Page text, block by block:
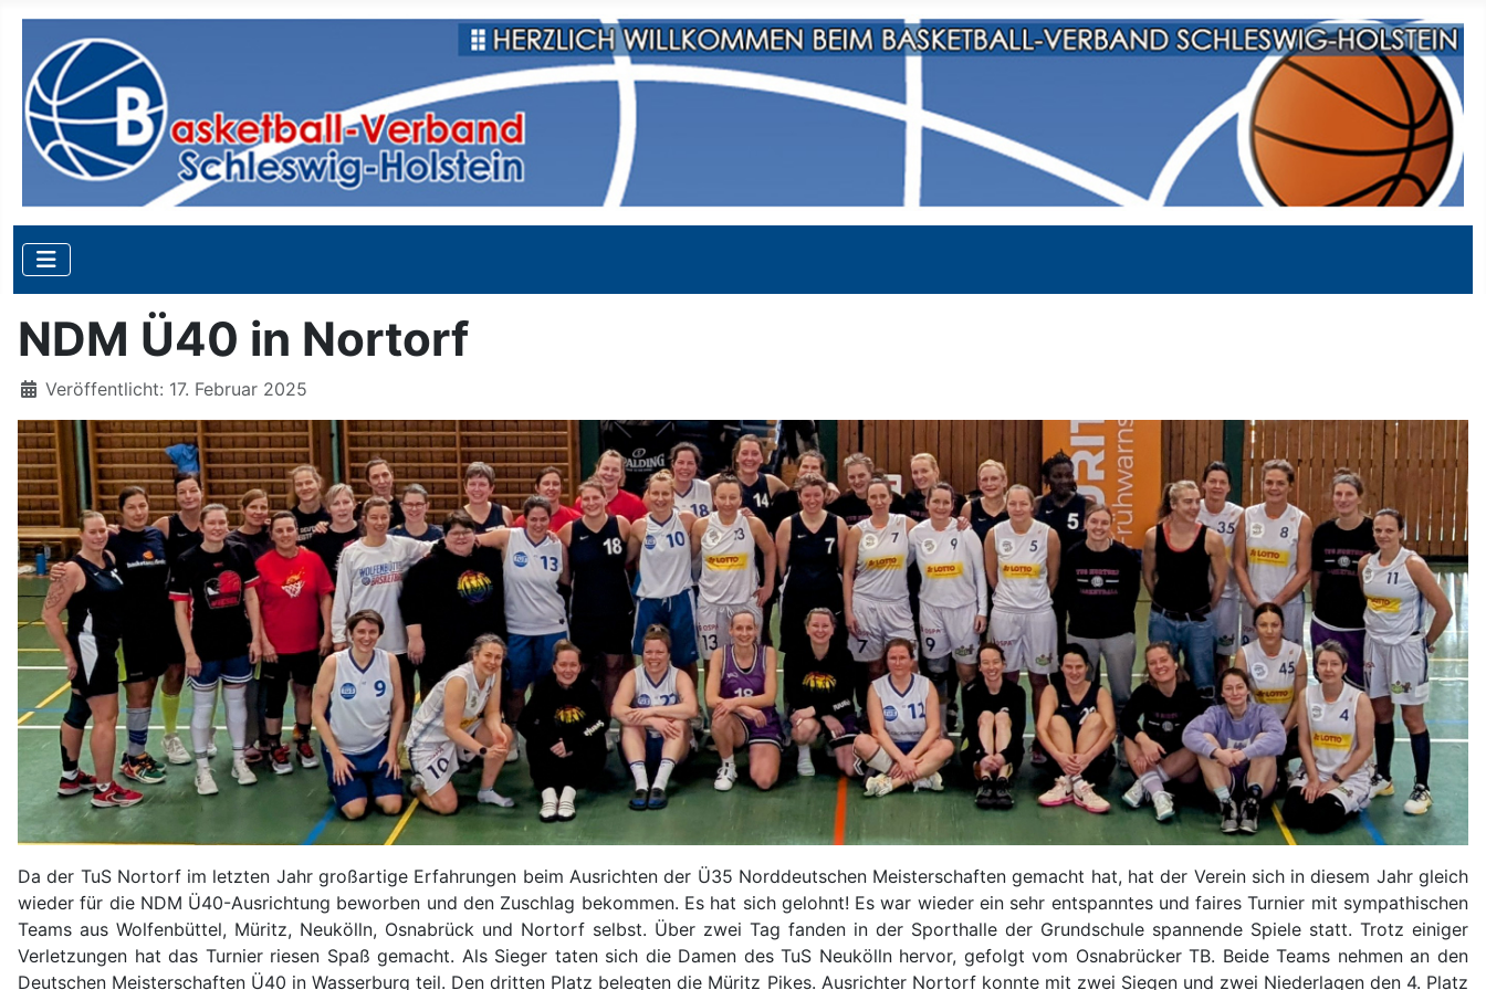
NDM Ü40 in Nortorf
Details
Veröffentlicht: 17. Februar 2025
Da der TuS Nortorf im letzten Jahr großartige Erfahrungen beim Ausrichten der Ü35 Norddeutschen Meisterschaften gemacht hat, hat der Verein sich in diesem Jahr gleich
wieder für die NDM Ü40-Ausrichtung beworben und den Zuschlag bekommen. Es hat sich gelohnt! Es war wieder ein sehr entspanntes und faires Turnier mit sympathischen
Teams aus Wolfenbüttel, Müritz, Neukölln, Osnabrück und Nortorf selbst. Über zwei Tag fanden in der Sporthalle der Grundschule spannende Spiele statt. Trotz einiger
Verletzungen hat das Turnier riesen Spaß gemacht. Als Sieger taten sich die Damen des TuS Neukölln hervor, gefolgt vom Osnabrücker TB. Beide Teams nehmen an den
Deutschen Meisterschaften Ü40 in Wasserburg teil. Den dritten Platz belegten die Müritz Pikes. Ausrichter Nortorf konnte mit zwei Siegen und zwei Niederlagen den 4. Platz